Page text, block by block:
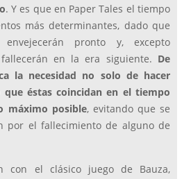
. Y es que en Paper Tales el tiempo
más determinantes, dado que
envejecerán pronto y, excepto
en la era siguiente. De
la necesidad no solo de hacer
que éstas coincidan en el tiempo
máximo posible, evitando que se
por el fallecimiento de alguno de
con el clásico juego de Bauza,